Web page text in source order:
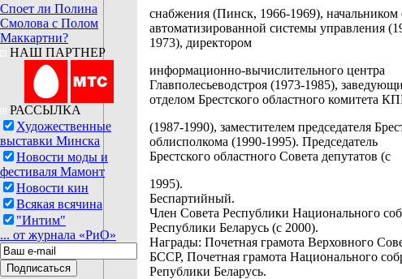
Споет ли Полина
Смолова с Полом
Маккартни?
НАШ ПАРТНЕР
РАССЫЛКА
Художественные
выставки Минска
Новости моды и
фестиваля Мамонт
Новости кин
Всякая всячина
"Интим"
... от журнала «РиО»
снабжения (Пинск, 1966-1969), начальником
автоматизированной системы управления
1973), директором
информационно-вычислительного центра
Главполесьеводстроя (1973-1985),
отделом Брестского областного комитета
(1987-1990), заместителем председателя
облисполкома (1990-1995). Председатель
Брестского областного Совета депутатов (с
1995).
Беспартийный.
Член Совета Республики Национального
Республики Беларусь (с 2000).
Награды: Почетная грамота Верховного
БССР, Почетная грамота Национального
Републики Беларусь.